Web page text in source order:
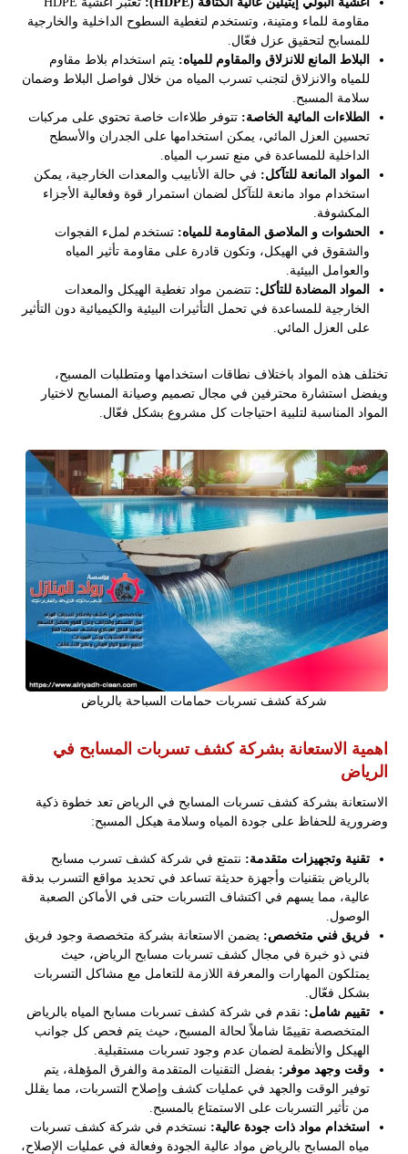
مقاومة للماء ومتينة، وتستخدم لتغطية السطوح الداخلية والخارجية
للمسابح لتحقيق عزل فعّال.
البلاط المانع للانزلاق والمقاوم للمياه: يتم استخدام بلاط مقاوم
للمياه والانزلاق لتجنب تسرب المياه من خلال فواصل البلاط وضمان
سلامة المسبح.
الطلاءات المائية الخاصة: تتوفر طلاءات خاصة تحتوي على مركبات
تحسين العزل المائي، يمكن استخدامها على الجدران والأسطح
الداخلية للمساعدة في منع تسرب المياه.
المواد المانعة للتآكل: في حالة الأنابيب والمعدات الخارجية، يمكن
استخدام مواد مانعة للتآكل لضمان استمرار قوة وفعالية الأجزاء
المكشوفة.
الحشوات و الملاصق المقاومة للمياه: تستخدم لملء الفجوات
والشقوق في الهيكل، وتكون قادرة على مقاومة تأثير المياه
والعوامل البيئية.
المواد المضادة للتأكل: تتضمن مواد تغطية الهيكل والمعدات
الخارجية للمساعدة في تحمل التأثيرات البيئية والكيميائية دون التأثير
على العزل المائي.
تختلف هذه المواد باختلاف نطاقات استخدامها ومتطلبات المسبح،
ويفضل استشارة محترفين في مجال تصميم وصيانة المسابح لاختيار
المواد المناسبة لتلبية احتياجات كل مشروع بشكل فعّال.
شركة كشف تسربات حمامات السباحة بالرياض
اهمية الاستعانة بشركة كشف تسربات المسابح في
الرياض
الاستعانة بشركة كشف تسربات المسابح في الرياض تعد خطوة ذكية
وضرورية للحفاظ على جودة المياه وسلامة هيكل المسبح:
تقنية وتجهيزات متقدمة: نتمتع في شركة كشف تسرب مسابح
بالرياض بتقنيات وأجهزة حديثة تساعد في تحديد مواقع التسرب بدقة
عالية، مما يسهم في اكتشاف التسربات حتى في الأماكن الصعبة
الوصول.
فريق فني متخصص: يضمن الاستعانة بشركة متخصصة وجود فريق
فني ذو خبرة في مجال كشف تسربات مسابح الرياض، حيث
يمتلكون المهارات والمعرفة اللازمة للتعامل مع مشاكل التسربات
بشكل فعّال.
تقييم شامل: نقدم في شركة كشف تسربات مسابح المياه بالرياض
المتخصصة تقييمًا شاملاً لحالة المسبح، حيث يتم فحص كل جوانب
الهيكل والأنظمة لضمان عدم وجود تسربات مستقبلية.
وقت وجهد موفر: بفضل التقنيات المتقدمة والفرق المؤهلة، يتم
توفير الوقت والجهد في عمليات كشف وإصلاح التسربات، مما يقلل
من تأثير التسربات على الاستمتاع بالمسبح.
استخدام مواد ذات جودة عالية: نستخدم في شركة كشف تسربات
مياه المسابح بالرياض مواد عالية الجودة وفعالة في عمليات الإصلاح،